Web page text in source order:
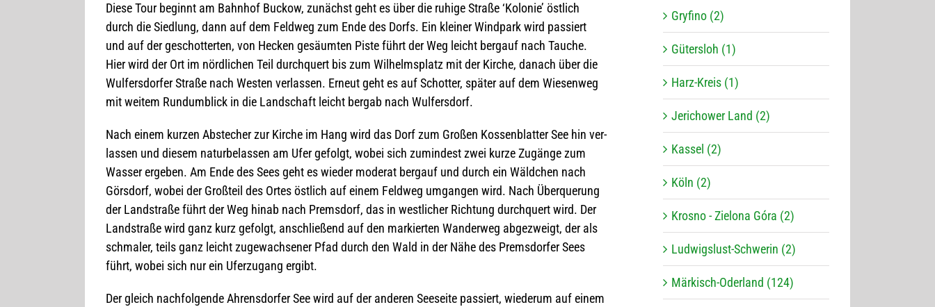
Diese Tour beginnt am Bahn­hof Buc­kow, zunächst geht es über die ruhige Straße ‘Kolo­nie’ öst­lich
durch die Sied­lung, dann auf dem Feld­weg zum Ende des Dorfs. Ein klei­ner Wind­park wird pas­siert
und auf der geschot­ter­ten, von Hecken gesäum­ten Piste führt der Weg leicht berg­auf nach Tau­che.
Hier wird der Ort im nörd­li­chen Teil durch­quert bis zum Wil­helms­platz mit der Kir­che, danach über die
Wul­fers­dor­fer Straße nach Wes­ten ver­las­sen. Erneut geht es auf Schot­ter, spä­ter auf dem Wie­sen­weg
mit wei­tem Rund­um­blick in die Land­schaft leicht bergab nach Wulfersdorf.
Nach einem kur­zen Abste­cher zur Kir­che im Hang wird das Dorf zum Gro­ßen Kos­sen­blat­ter See hin ver­
las­sen und die­sem natur­be­las­sen am Ufer gefolgt, wobei sich zumin­dest zwei kurze Zugänge zum
Was­ser erge­ben. Am Ende des Sees geht es wie­der mode­rat berg­auf und durch ein Wäld­chen nach
Görs­dorf, wobei der Groß­teil des Ortes öst­lich auf einem Feld­weg umgan­gen wird. Nach Über­que­rung
der Land­straße führt der Weg hinab nach Prem­s­dorf, das in west­li­cher Rich­tung durch­quert wird. Der
Land­straße wird ganz kurz gefolgt, anschlie­ßend auf den mar­kier­ten Wan­der­weg abge­zweigt, der als
schma­ler, teils ganz leicht zuge­wach­se­ner Pfad durch den Wald in der Nähe des Prem­s­dor­fer Sees
führt, wobei sich nur ein Ufer­zu­gang ergibt.
Der gleich nach­fol­gende Ahrens­dor­fer See wird auf der ande­ren See­seite pas­siert, wie­derum auf einem
Gryfino (2)
Gütersloh (1)
Harz-Kreis (1)
Jerichower Land (2)
Kassel (2)
Köln (2)
Krosno - Zielona Góra (2)
Ludwigslust-Schwerin (2)
Märkisch-Oderland (124)